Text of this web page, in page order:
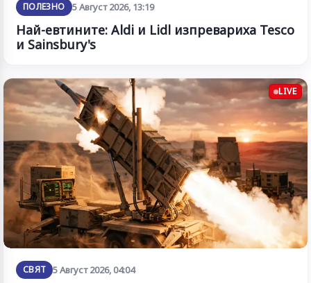
ПОЛЕЗНО 5 Август 2026, 13:19
Най-евтините: Aldi и Lidl изпревариха Tesco
и Sainsbury's
LIVE
СВЯТ 5 Август 2026, 04:04